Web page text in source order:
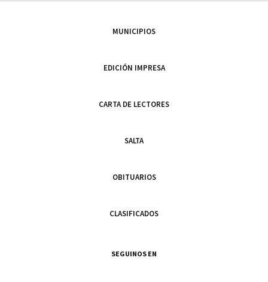
MUNICIPIOS
EDICIÓN IMPRESA
CARTA DE LECTORES
SALTA
OBITUARIOS
CLASIFICADOS
SEGUINOS EN